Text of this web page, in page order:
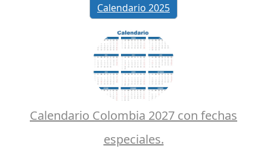
Calendario 2025
Calendario Colombia 2027 con fechas
especiales.